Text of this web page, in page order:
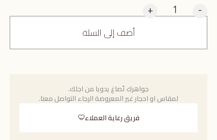
-
+
أضف إلى السلة
جواهرك تُصاغ يدويا من اجلك.
لمقاس او احجار غير المعروضة الرجاء التواصل معنا.
فريق رعاية العملاء